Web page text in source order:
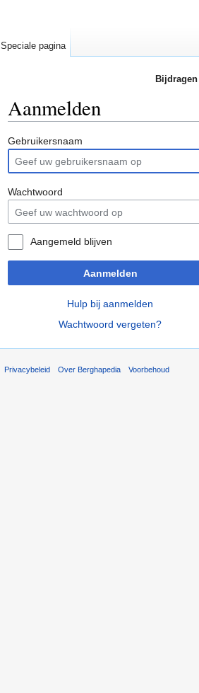
Aanmelden
Gebruikersnaam
Wachtwoord
Aangemeld blijven
Aanmelden
Hulp bij aanmelden
Wachtwoord vergeten?
Speciale pagina
Privacybeleid Over Berghapedia Voorbehoud